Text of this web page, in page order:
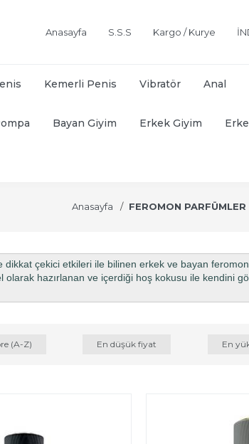
Anasayfa S.S.S Kargo / Kurye
Kemerli Penis Vibratör Anal
Bayan Giyim Erkek Giyim
Anasayfa FEROMON PARFÜMLER
dikkat çekici etkileri ile bilinen erkek ve bayan
olarak hazırlanan ve içerdiği hoş kokusu ile kendini
(A-Z) En düşük fiyat En